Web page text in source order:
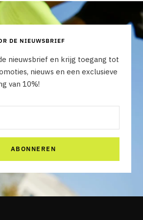
DE NIEUWSBRIEF
nieuwsbrief en krijg toegang tot
nieuws en een exclusieve
van 10%!
ABONNEREN